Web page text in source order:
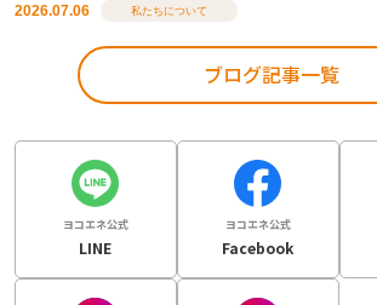
2026.07.06 私たちについて
ブログ記事一覧
ヨコエネ公式
LINE
ヨコエネ公式
Facebook